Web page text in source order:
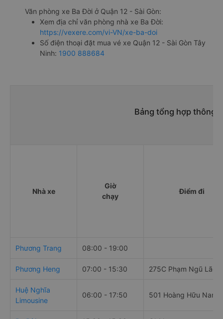
Văn phòng xe Ba Đời ở Quận 12 - Sài Gòn:
Xem địa chỉ văn phòng nhà xe Ba Đời:
https://vexere.com/vi-VN/xe-ba-doi
Số điện thoại đặt mua vé xe Quận 12 - Sài Gòn Tây
Ninh: 1900 888684
Bảng tổng hợp thông
Nhà xe
Giờ
chạy
Điểm đi
Phương Trang 08:00 - 19:00
Phương Heng 07:00 - 15:30 275C Phạm Ngũ Lão
Huệ Nghĩa
Limousine
06:00 - 17:50 501 Hoàng Hữu Nam